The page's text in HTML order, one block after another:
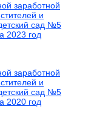
заработной
и
сад №5
2023 год
заработной
и
сад №5
2020 год